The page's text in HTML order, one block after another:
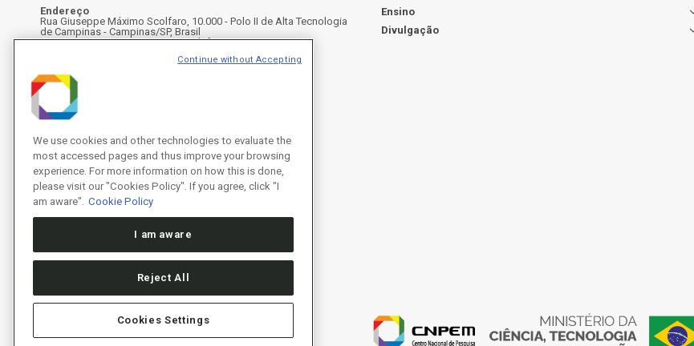
Endereço
Rua Giuseppe Máximo Scolfaro, 10.000 - Polo II de Alta Tecnologia
de Campinas - Campinas/SP, Brasil
CEP 13083-100, Campinas - SP - Telefone: +55 19 3512-1000
LinkedIn
Ensino
Divulgação
We use cookies and other technologies to evaluate the
most accessed pages and thus improve your browsing
experience. For more information on how this is done,
please visit our "Cookies Policy". If you agree, click "I
am aware". Cookie Policy
I am aware
Reject All
Cookies Settings
Continue without Accepting